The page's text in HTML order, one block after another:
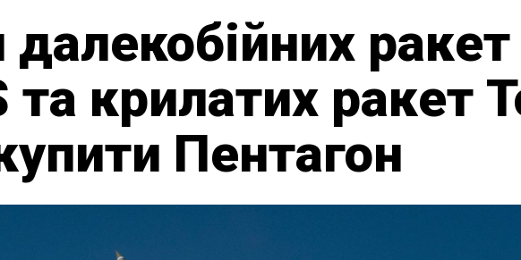
далекобійних
та крилатих ракет
Пентагон